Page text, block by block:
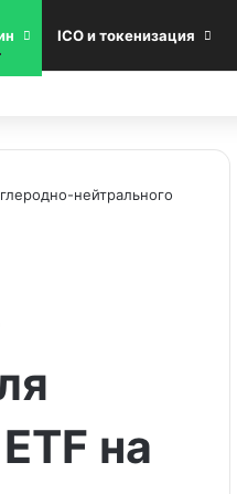
ICO и токенизация
нейтрального
на